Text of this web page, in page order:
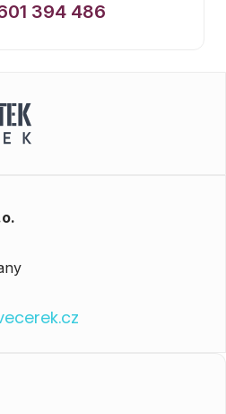
394 486